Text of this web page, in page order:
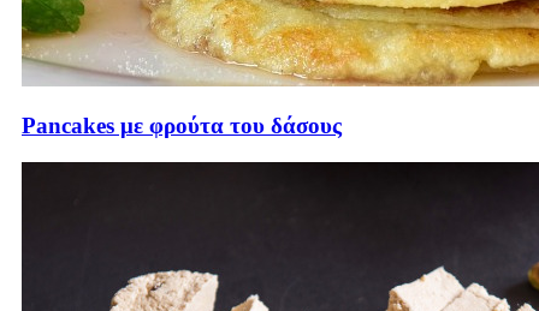
Pancakes με φρούτα του δάσους